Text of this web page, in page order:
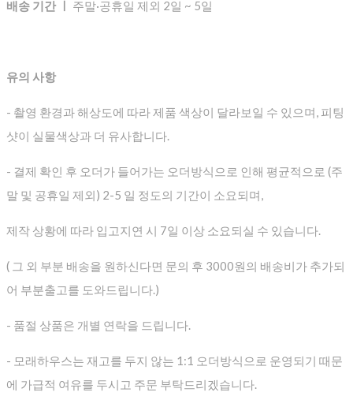
배송 기간 ㅣ 주말·공휴일 제외 2일 ~ 5일
유의 사항
- 촬영 환경과 해상도에 따라 제품 색상이 달라보일 수 있으며, 피팅
샷이 실물색상과 더 유사합니다.
- 결제 확인 후 오더가 들어가는 오더방식으로 인해 평균적으로 (주
말 및 공휴일 제외) 2-5 일 정도의 기간이 소요되며,
제작 상황에 따라 입고지연 시 7일 이상 소요되실 수 있습니다.
( 그 외 부분 배송을 원하신다면 문의 후 3000원의 배송비가 추가되
어 부분출고를 도와드립니다.)
- 품절 상품은 개별 연락을 드립니다.
- 모래하우스는 재고를 두지 않는 1:1 오더방식으로 운영되기 때문
에 가급적 여유를 두시고 주문 부탁드리겠습니다.